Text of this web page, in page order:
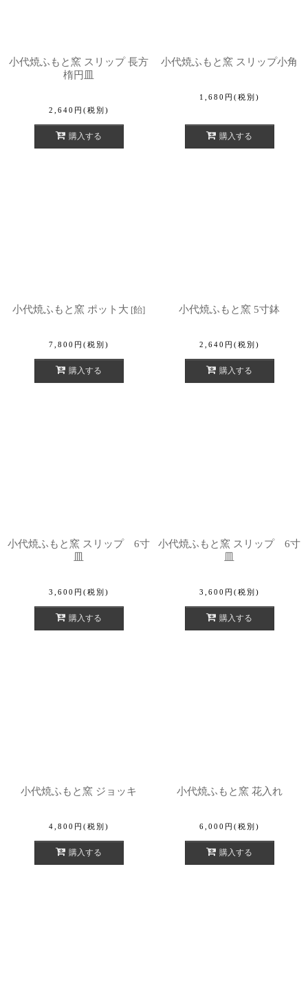
小代焼ふもと窯 スリップ 長方
楕円皿
2,640 円 (税別)
購入する
小代焼ふもと窯 スリップ小角
1,680 円 (税別)
購入する
小代焼ふもと窯 ポット大 [飴]
7,800 円 (税別)
購入する
小代焼ふもと窯 5寸鉢
2,640 円 (税別)
購入する
小代焼ふもと窯 スリップ 6寸
皿
3,600 円 (税別)
購入する
小代焼ふもと窯 スリップ 6寸
皿
3,600 円 (税別)
購入する
小代焼ふもと窯 ジョッキ
4,800 円 (税別)
購入する
小代焼ふもと窯 花入れ
6,000 円 (税別)
購入する